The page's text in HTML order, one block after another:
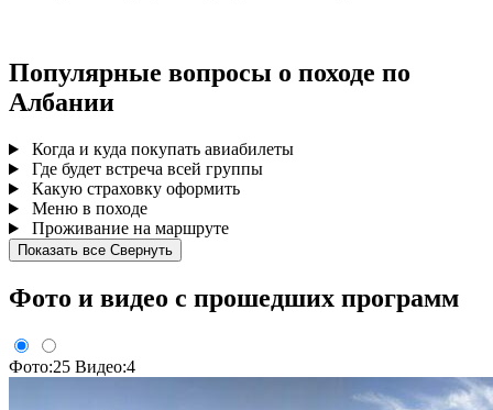
Популярные вопросы о походе по
Албании
Когда и куда покупать авиабилеты
Где будет встреча всей группы
Какую страховку оформить
Меню в походе
Проживание на маршруте
Показать все Свернуть
Фото и видео с прошедших программ
Фото:25 Видео:4